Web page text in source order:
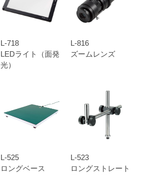
L-718
LEDライト（面発
光）
L-816
ズームレンズ
L-525
ロングベース
L-523
ロングストレート